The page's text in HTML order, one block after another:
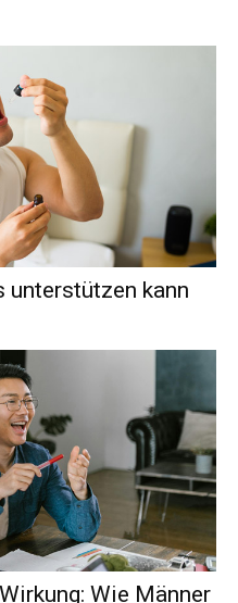
unterstützen kann
Wie Männer